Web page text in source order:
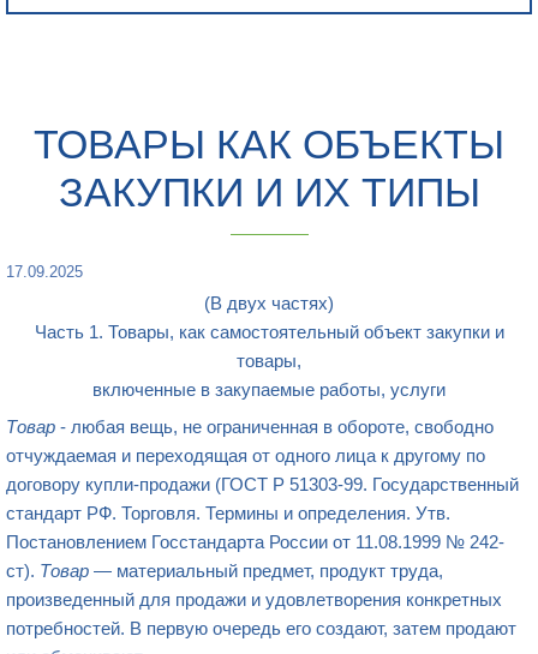
ТОВАРЫ КАК ОБЪЕКТЫ
ЗАКУПКИ И ИХ ТИПЫ
17.09.2025
(В двух частях)
Часть 1. Товары, как самостоятельный объект закупки и
товары,
включенные в закупаемые работы, услуги
Товар - любая вещь, не ограниченная в обороте, свободно
отчуждаемая и переходящая от одного лица к другому по
договору купли-продажи (ГОСТ Р 51303-99. Государственный
стандарт РФ. Торговля. Термины и определения. Утв.
Постановлением Госстандарта России от 11.08.1999 № 242-
ст). Товар — материальный предмет, продукт труда,
произведенный для продажи и удовлетворения конкретных
потребностей. В первую очередь его создают, затем продают